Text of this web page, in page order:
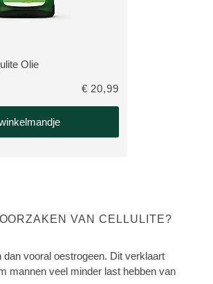
Olie
beoordeeld door 4 personen
€ 20,99
VAN CELLULITE?
dan vooral oestrogeen. Dit verklaart
mannen veel minder last hebben van